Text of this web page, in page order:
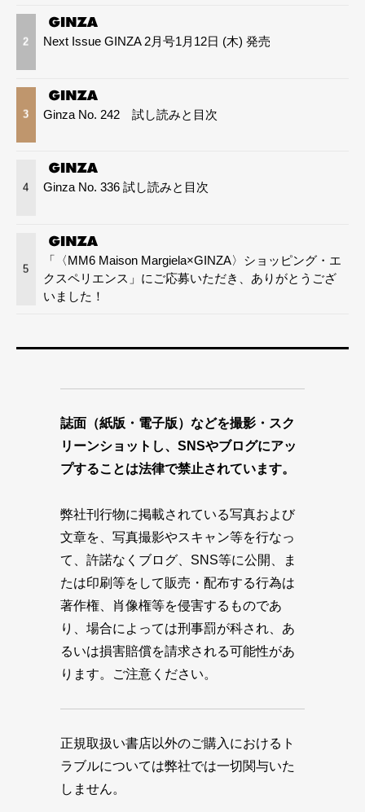
2 Next Issue GINZA 2月号1月12日 (木) 発売
3 Ginza No. 242 試し読みと目次
4 Ginza No. 336 試し読みと目次
5
「〈MM6 Maison Margiela×GINZA〉ショッピング・エ
クスペリエンス」にご応募いただき、ありがとうござ
いました！
誌面（紙版・電子版）などを撮影・スク
リーンショットし、SNSやブログにアッ
プすることは法律で禁止されています。
弊社刊行物に掲載されている写真および
文章を、写真撮影やスキャン等を行なっ
て、許諾なくブログ、SNS等に公開、ま
たは印刷等をして販売・配布する行為は
著作権、肖像権等を侵害するものであ
り、場合によっては刑事罰が科され、あ
るいは損害賠償を請求される可能性があ
ります。ご注意ください。
正規取扱い書店以外のご購入におけるト
ラブルについては弊社では一切関与いた
しません。